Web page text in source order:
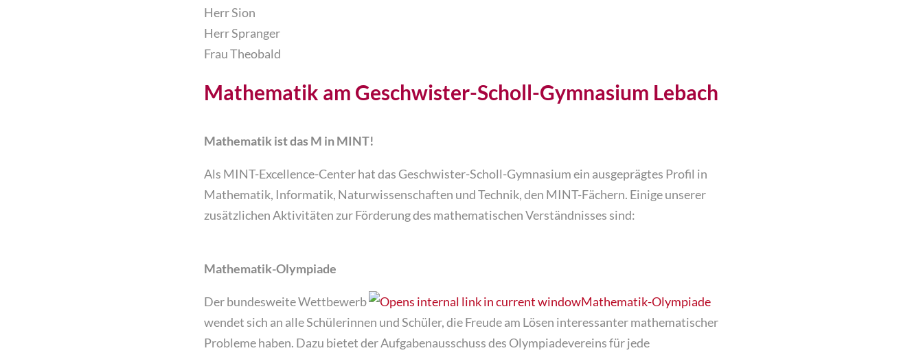
Herr Sion
Herr Spranger
Frau Theobald
Mathematik ist das M in MINT!
Als MINT-Excellence-Center hat das Geschwister-Scholl-Gymnasium ein ausgeprägtes Profil in
Mathematik, Informatik, Naturwissenschaften und Technik, den MINT-Fächern. Einige unserer
zusätzlichen Aktivitäten zur Förderung des mathematischen Verständnisses sind:
Mathematik-Olympiade
Der bundesweite Wettbewerb
Mathematik-Olympiade
wendet sich an alle Schülerinnen und Schüler, die Freude am Lösen interessanter mathematischer
Probleme haben. Dazu bietet der Aufgabenausschuss des Olympiadevereins für jede